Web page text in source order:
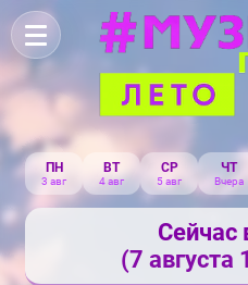
ПН
3 авг
ВТ
4 авг
СР
5 авг
ЧТ
Вчера
Сейчас
(7